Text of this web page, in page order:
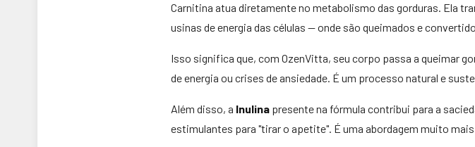
Carnitina atua diretamente no metabolismo das gorduras. Ela
usinas de energia das células — onde são queimados e
Isso significa que, com OzenVitta, seu corpo passa a queimar
de energia ou crises de ansiedade. É um processo natural e
Além disso, a Inulina presente na fórmula contribui para a
estimulantes para "tirar o apetite". É uma abordagem muito mais